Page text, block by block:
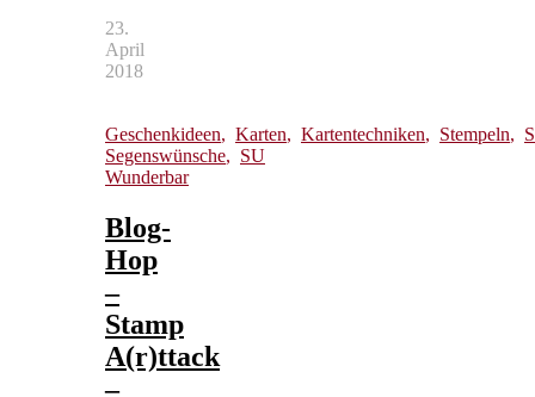
23.
April
2018
Geschenkideen, Karten, Kartentechniken, Stempeln,
Segenswünsche, SU
Wunderbar
Blog-
Hop
–
Stamp
A(r)ttack
–